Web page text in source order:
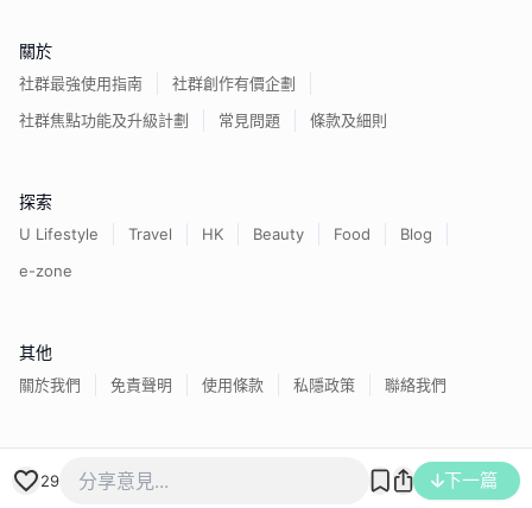
29 下一篇
關於
社群最強使用指南
社群創作有價企劃
社群焦點功能及升級計劃
常見問題 條款及細則
探索
U Lifestyle Travel HK Beauty Food
Blog
e-zone
其他
關於我們 免責聲明 使用條款 私隱政策 聯絡我們
香港經濟日報版權所有©